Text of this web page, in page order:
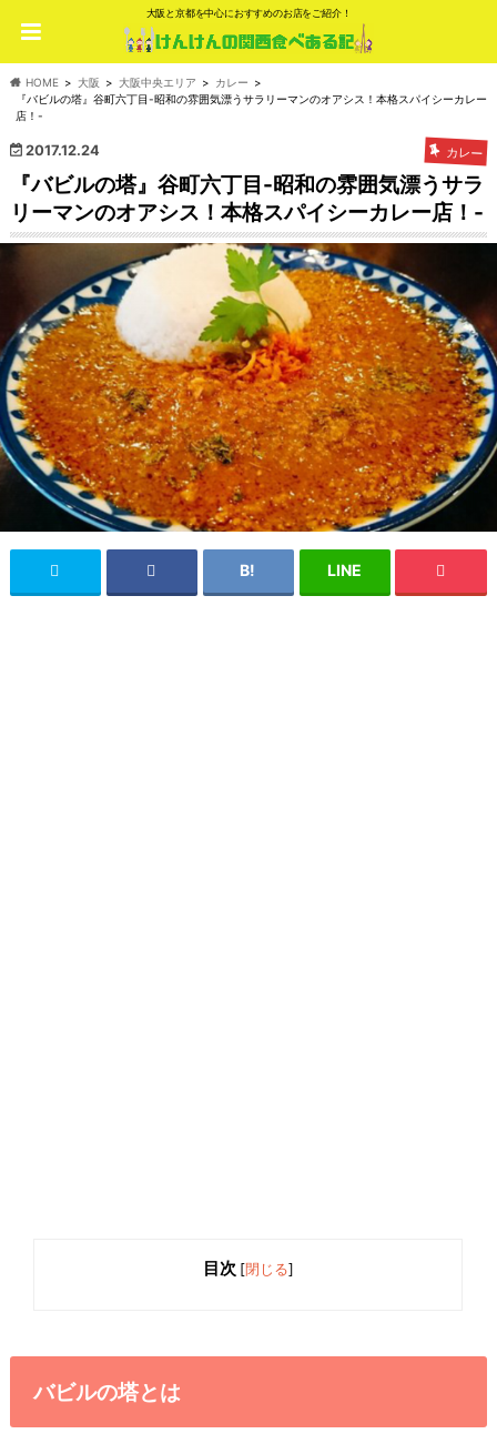
大阪と京都を中心におすすめのお店をご紹介！
HOME 大阪 大阪中央エリア
カレー
『バビルの塔』谷町六丁目-昭和の雰囲気漂うサラリーマンのオアシス！本格スパイシーカレー
店！-
2017.12.24 カレー
『バビルの塔』谷町六丁目-昭和の雰囲気漂うサラ
リーマンのオアシス！本格スパイシーカレー店！-
目次 [閉じる]
バビルの塔とは